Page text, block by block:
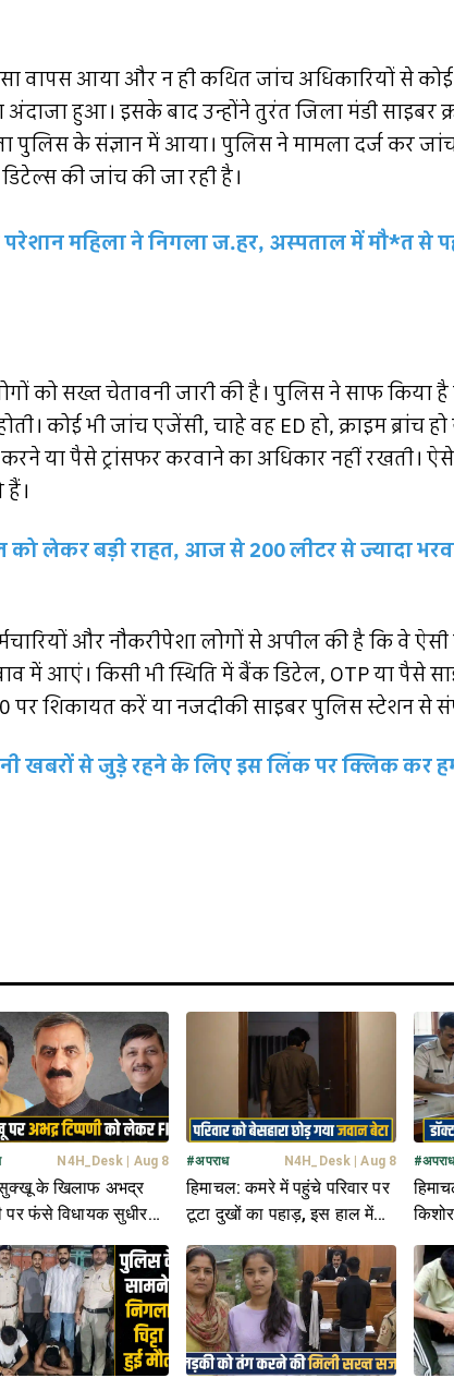
वापस आया और न ही कथित जांच अधिकारियों से
हुआ। इसके बाद उन्होंने तुरंत जिला मंडी साइबर
पुलिस के संज्ञान में आया। पुलिस ने मामला दर्ज कर
की जांच की जा रही है।
महिला ने निगला ज.हर, अस्पताल में मौ*त से
को सख्त चेतावनी जारी की है। पुलिस ने साफ किया
कोई भी जांच एजेंसी, चाहे वह ED हो, क्राइम ब्रांच
या पैसे ट्रांसफर करवाने का अधिकार नहीं रखती।
हैं।
को लेकर बड़ी राहत, आज से 200 लीटर से ज्यादा
और नौकरीपेशा लोगों से अपील की है कि वे
में आएं। किसी भी स्थिति में बैंक डिटेल, OTP या पैसे
पर शिकायत करें या नजदीकी साइबर पुलिस स्टेशन से
खबरों से जुड़े रहने के लिए इस लिंक पर क्लिक कर
N4H_Desk | Aug 8
के खिलाफ अभद्र
पर फंसे विधायक सुधीर
#अपराध N4H_Desk | Aug 8
हिमाचल: कमरे में पहुंचे परिवार पर
टूटा दुखों का पहाड़, इस हाल में
#